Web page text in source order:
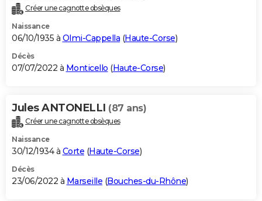
Créer une cagnotte obsèques
Naissance
06/10/1935 à Olmi-Cappella (Haute-Corse)
Décès
07/07/2022 à Monticello (Haute-Corse)
Jules ANTONELLI (87 ans)
Créer une cagnotte obsèques
Naissance
30/12/1934 à Corte (Haute-Corse)
Décès
23/06/2022 à Marseille (Bouches-du-Rhône)